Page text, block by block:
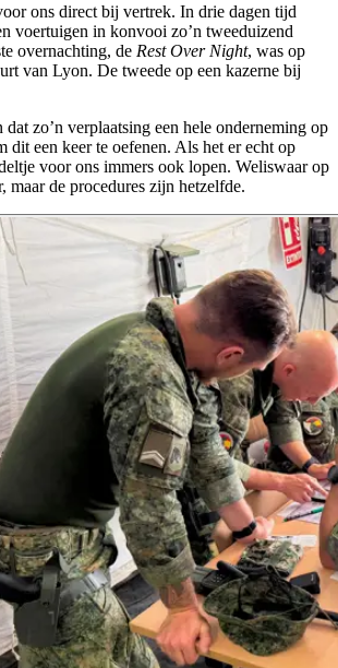
ons direct bij vertrek. In drie dagen tijd
voertuigen in konvooi zo’n tweeduizend
overnachting, de Rest Over Night, was op
van Lyon. De tweede op een kazerne bij
zo’n verplaatsing een hele onderneming op
dit een keer te oefenen. Als het er echt op
voor ons immers ook lopen. Weliswaar op
maar de procedures zijn hetzelfde.